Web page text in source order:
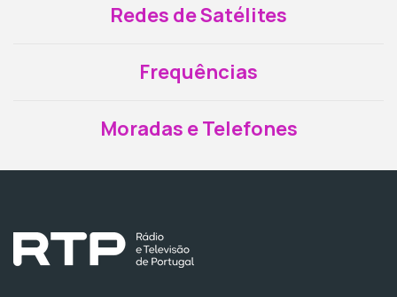
Redes de Satélites
Frequências
Moradas e Telefones